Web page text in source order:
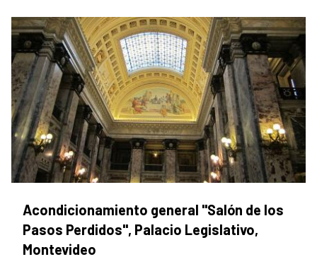
Acondicionamiento general "Salón de los
Pasos Perdidos", Palacio Legislativo,
Montevideo